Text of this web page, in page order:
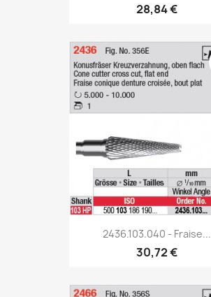
28,84 €
2436.103.040 - Fraise...
30,72 €